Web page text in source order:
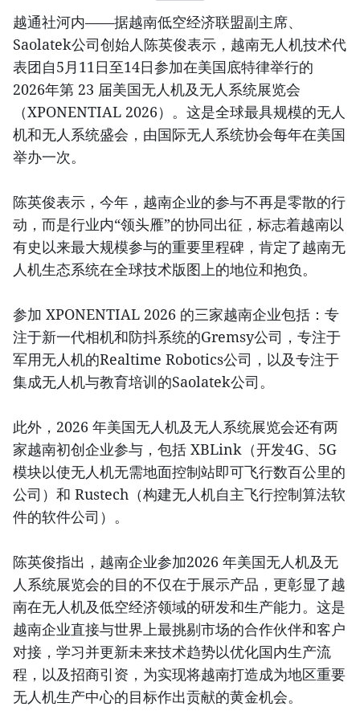
越通社河内——据越南低空经济联盟副主席、
Saolatek公司创始人陈英俊表示，越南无人机技术代
表团自5月11日至14日参加在美国底特律举行的
2026年第 23 届美国无人机及无人系统展览会
（XPONENTIAL 2026）。这是全球最具规模的无人
机和无人系统盛会，由国际无人系统协会每年在美国
举办一次。
陈英俊表示，今年，越南企业的参与不再是零散的行
动，而是行业内“领头雁”的协同出征，标志着越南以
有史以来最大规模参与的重要里程碑，肯定了越南无
人机生态系统在全球技术版图上的地位和抱负。
参加 XPONENTIAL 2026 的三家越南企业包括：专
注于新一代相机和防抖系统的Gremsy公司，专注于
军用无人机的Realtime Robotics公司，以及专注于
集成无人机与教育培训的Saolatek公司。
此外，2026 年美国无人机及无人系统展览会还有两
家越南初创企业参与，包括 XBLink（开发4G、5G
模块以使无人机无需地面控制站即可飞行数百公里的
公司）和 Rustech（构建无人机自主飞行控制算法软
件的软件公司）。
陈英俊指出，越南企业参加2026 年美国无人机及无
人系统展览会的目的不仅在于展示产品，更彰显了越
南在无人机及低空经济领域的研发和生产能力。这是
越南企业直接与世界上最挑剔市场的合作伙伴和客户
对接，学习并更新未来技术趋势以优化国内生产流
程，以及招商引资，为实现将越南打造成为地区重要
无人机生产中心的目标作出贡献的黄金机会。